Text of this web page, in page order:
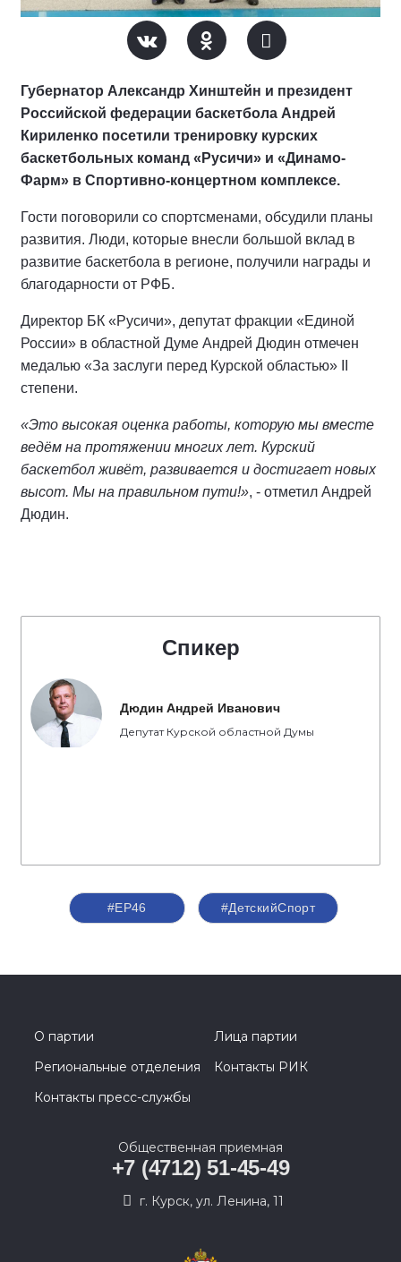
Губернатор Александр Хинштейн и президент
Российской федерации баскетбола Андрей
Кириленко посетили тренировку курских
баскетбольных команд «Русичи» и «Динамо-
Фарм» в Спортивно-концертном комплексе.
Гости поговорили со спортсменами, обсудили планы
развития. Люди, которые внесли большой вклад в
развитие баскетбола в регионе, получили награды и
благодарности от РФБ.
Директор БК «Русичи», депутат фракции «Единой
России» в областной Думе Андрей Дюдин отмечен
медалью «За заслуги перед Курской областью» II
степени.
«Это высокая оценка работы, которую мы вместе
ведём на протяжении многих лет. Курский
баскетбол живёт, развивается и достигает новых
высот. Мы на правильном пути!», - отметил Андрей
Дюдин.
Спикер
Дюдин Андрей Иванович
Депутат Курской областной Думы
#ЕР46 #ДетскийСпорт
О партии
Лица партии
Региональные отделения
Контакты РИК
Контакты пресс-службы
Общественная приемная
+7 (4712) 51-45-49
г. Курск, ул. Ленина, 11